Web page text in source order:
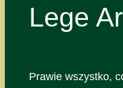
Lege
Prawie wszystko,